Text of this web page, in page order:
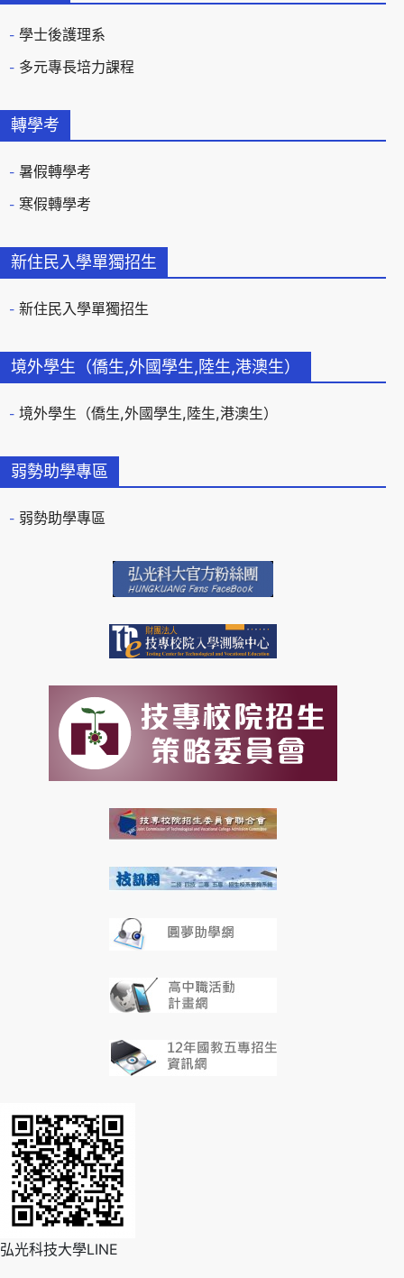
學士後護理系
多元專長培力課程
轉學考
暑假轉學考
寒假轉學考
新住民入學單獨招生
新住民入學單獨招生
境外學生（僑生,外國學生,陸生,港澳生）
境外學生（僑生,外國學生,陸生,港澳生）
弱勢助學專區
弱勢助學專區
弘光科技大學LINE